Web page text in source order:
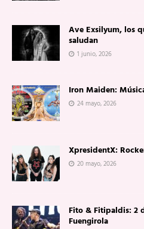
Ave Exsilyum, los
saludan
1 junio, 2026
Iron Maiden:
24 mayo, 2026
XpresidentX:
20 mayo, 2026
Fito & Fitipaldis: 2
Fuengirola